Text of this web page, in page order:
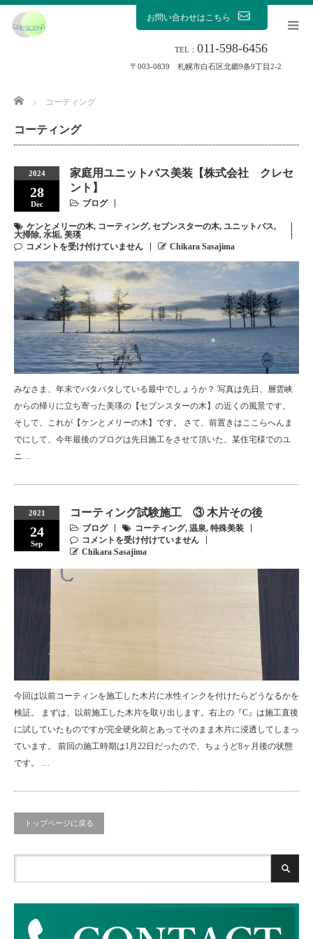
お問い合わせはこちら
TEL：011-598-6456
〒003-0839 札幌市白石区北郷9条9丁目2-2
Home コーティング
コーティング
2024
28
Dec
家庭用ユニットバス美装【株式会社 クレセ
ント】
ブログ
ケンとメリーの木, コーティング, セブンスターの木, ユニットバス,
大掃除, 水垢, 美瑛
コメントを受け付けていません
Chikara Sasajima
みなさま、年末でバタバタしている最中でしょうか？ 写真は先日、層雲峡
からの帰りに立ち寄った美瑛の【セブンスターの木】の近くの風景です。
そして、これが【ケンとメリーの木】です。 さて、前置きはここらへんま
でにして、今年最後のブログは先日施工をさせて頂いた、某住宅様でのユ
ニ…
2021
24
Sep
コーティング試験施工 ③ 木片その後
ブログ コーティング, 温泉, 特殊美装
コメントを受け付けていません
Chikara Sasajima
今回は以前コーティンを施工した木片に水性インクを付けたらどうなるかを
検証。 まずは、以前施工した木片を取り出します。右上の『C』は施工直後
に試していたものですが完全硬化前とあってそのまま木片に浸透してしまっ
ています。 前回の施工時期は1月22日だったので、ちょうど8ヶ月後の状態
です。 …
トップページに戻る